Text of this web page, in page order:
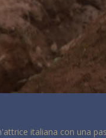
italiana con una